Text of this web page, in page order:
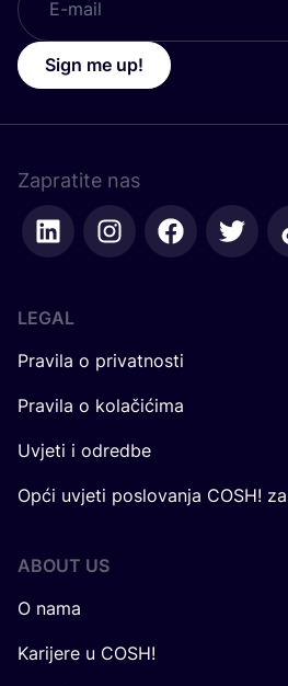
Sign me up!
Zapratite nas
LEGAL
Pravila o privatnosti
Pravila o kolačićima
Uvjeti i odredbe
Opći uvjeti poslovanja COSH!
ABOUT US
O nama
Karijere u COSH!